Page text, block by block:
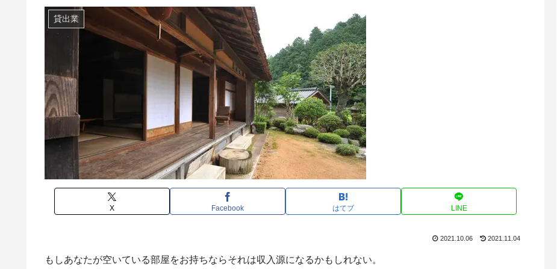
貸出業
X Facebook はてブ LINE
2021.10.06 2021.11.04
もしあなたが空いている部屋をお持ちならそれは収入源になるかもしれない。